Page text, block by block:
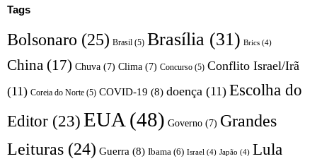
Tags
Bolsonaro (25) Brasil (5) Brasília (31) Brics (4)
China (17) Chuva (7) Clima (7) Concurso (5) Conflito Israel/Irã
(11) Coreia do Norte (5) COVID-19 (8) doença (11) Escolha do
Editor (23)EUA (48) Governo (7) Grandes
Leituras (24) Guerra (8) Ibama (6) Israel (4) Japão (4) Lula